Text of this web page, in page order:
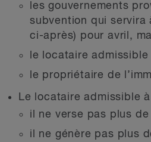
les gouvernements
subvention qui servira
ci-après) pour avril,
le locataire
le propriétaire de
Le locataire admissible
il ne verse pas plus
il ne génère pas plus